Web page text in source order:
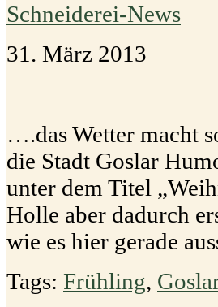
Schneiderei-News
31. März 2013
….das Wetter macht
die Stadt Goslar
unter dem Titel
Holle aber dadurch
wie es hier gerade
Tags: Frühling,